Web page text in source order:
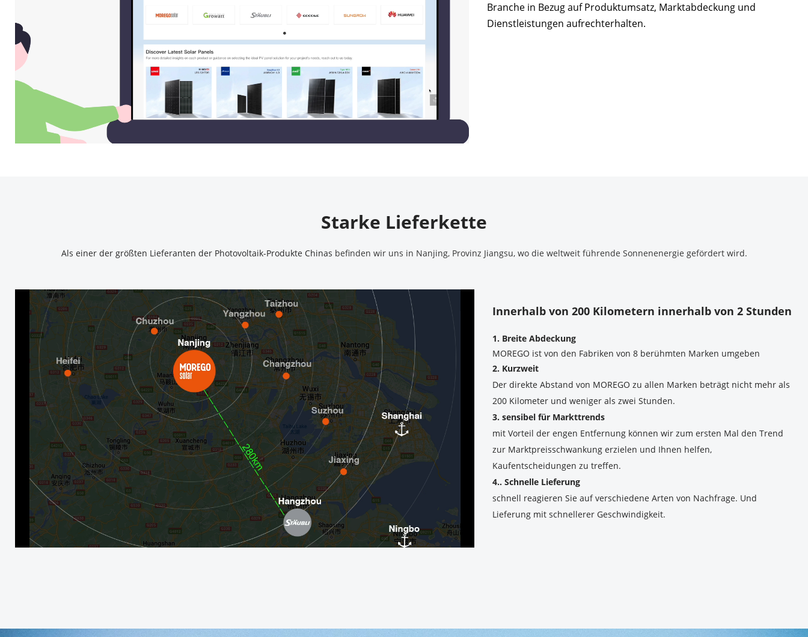
Branche in Bezug auf Produktumsatz, Marktabdeckung und
Dienstleistungen aufrechterhalten.
Starke Lieferkette
Als einer der größten Lieferanten der Photovoltaik-Produkte Chinas befinden wir uns in Nanjing, Provinz Jiangsu, wo die weltweit führende Sonnenenergie gefördert wird.
Innerhalb von 200 Kilometern innerhalb von 2 Stunden
1. Breite Abdeckung
MOREGO ist von den Fabriken von 8 berühmten Marken umgeben
2. Kurzweit
Der direkte Abstand von MOREGO zu allen Marken beträgt nicht mehr als
200 Kilometer und weniger als zwei Stunden.
3. sensibel für Markttrends
mit Vorteil der engen Entfernung können wir zum ersten Mal den Trend
zur Marktpreisschwankung erzielen und Ihnen helfen,
Kaufentscheidungen zu treffen.
4.. Schnelle Lieferung
schnell reagieren Sie auf verschiedene Arten von Nachfrage. Und
Lieferung mit schnellerer Geschwindigkeit.